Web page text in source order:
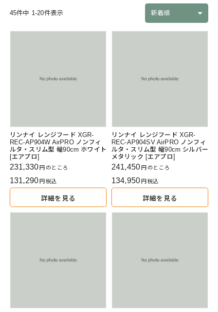
新着順
45件中 1-20件表示
リンナイ レンジフード XGR-
REC-AP904W AirPRO ノンフィ
ルタ・スリム型 幅90cm ホワイト
[エアプロ]
231,330 のところ
131,290 税込
詳細を見る
リンナイ レンジフード XGR-
REC-AP904SV AirPRO ノンフィ
ルタ・スリム型 幅90cm シルバー
メタリック [エアプロ]
241,450 のところ
134,950 税込
詳細を見る